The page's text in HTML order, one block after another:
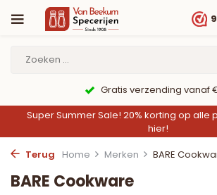
Gratis verzending vanaf
Super Summer Sale! 20% korting op alle
hier!
Terug
Home Merken BARE
BARE Cookware